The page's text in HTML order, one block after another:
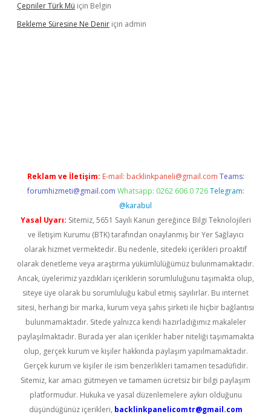
Çepniler Türk Mü için Belgin
Bekleme Süresine Ne Denir için admin
Reklam ve İletişim: E-mail: backlinkpaneli@gmail.com Teams:
forumhizmeti@gmail.com Whatsapp: 0262 606 0 726 Telegram:
@karabul
Yasal Uyarı: Sitemiz, 5651 Sayılı Kanun gereğince Bilgi Teknolojileri
ve İletişim Kurumu (BTK) tarafından onaylanmış bir Yer Sağlayıcı
olarak hizmet vermektedir. Bu nedenle, sitedeki içerikleri proaktif
olarak denetleme veya araştırma yükümlülüğümüz bulunmamaktadır.
Ancak, üyelerimiz yazdıkları içeriklerin sorumluluğunu taşımakta olup,
siteye üye olarak bu sorumluluğu kabul etmiş sayılırlar. Bu internet
sitesi, herhangi bir marka, kurum veya şahıs şirketi ile hiçbir bağlantısı
bulunmamaktadır. Sitede yalnızca kendi hazırladığımız makaleler
paylaşılmaktadır. Burada yer alan içerikler haber niteliği taşımamakta
olup, gerçek kurum ve kişiler hakkında paylaşım yapılmamaktadır.
Gerçek kurum ve kişiler ile isim benzerlikleri tamamen tesadüfidir.
Sitemiz, kar amacı gütmeyen ve tamamen ücretsiz bir bilgi paylaşım
platformudur. Hukuka ve yasal düzenlemelere aykırı olduğunu
düşündüğünüz içerikleri, backlinkpanelicomtr@gmail.com